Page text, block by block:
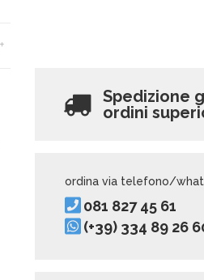
Spedizione
ordini
ordina via telefono/
081 827 45 61
(+39) 334 89 26